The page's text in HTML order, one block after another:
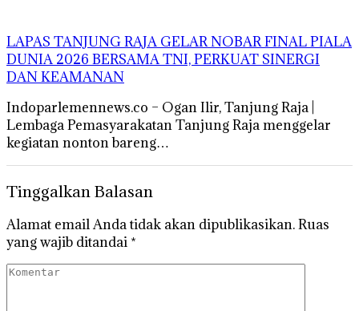
LAPAS TANJUNG RAJA GELAR NOBAR FINAL PIALA
DUNIA 2026 BERSAMA TNI, PERKUAT SINERGI
DAN KEAMANAN
Indoparlemennews.co – Ogan Ilir, Tanjung Raja |
Lembaga Pemasyarakatan Tanjung Raja menggelar
kegiatan nonton bareng…
Tinggalkan Balasan
Alamat email Anda tidak akan dipublikasikan.Ruas
yang wajib ditandai *